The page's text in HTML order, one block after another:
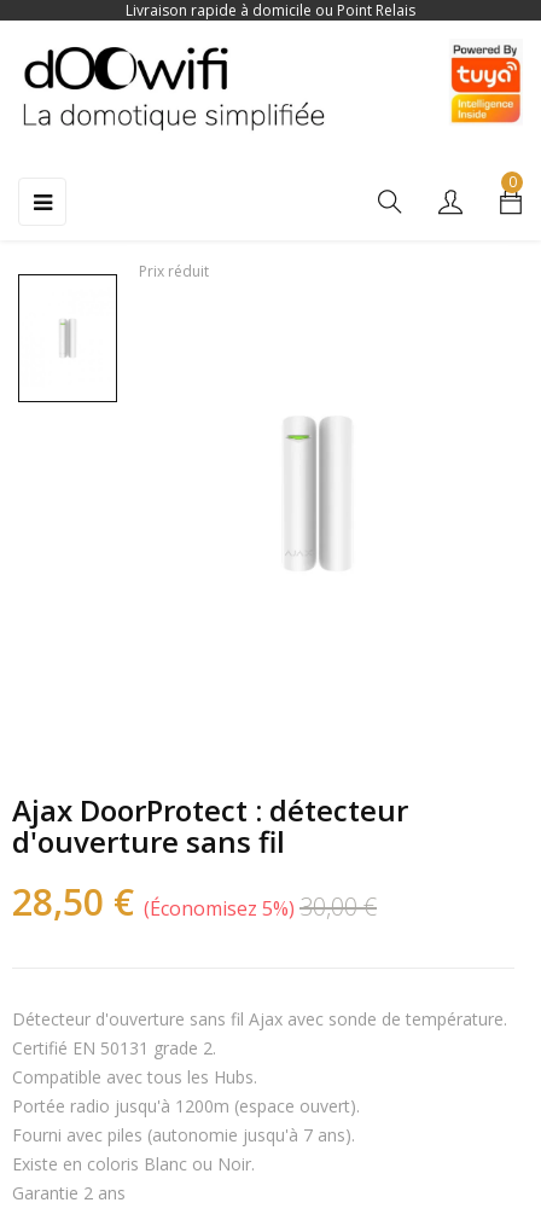
Livraison rapide à domicile ou Point Relais
Basculer
☰
0
Prix réduit
Ajax DoorProtect : détecteur
d'ouverture sans fil
28,50 € Économisez 5% 30,00 €
Détecteur d'ouverture sans fil Ajax avec sonde de température.
Certifié EN 50131 grade 2.
Compatible avec tous les Hubs.
Portée radio jusqu'à 1200m (espace ouvert).
Fourni avec piles (autonomie jusqu'à 7 ans).
Existe en coloris Blanc ou Noir.
Garantie 2 ans